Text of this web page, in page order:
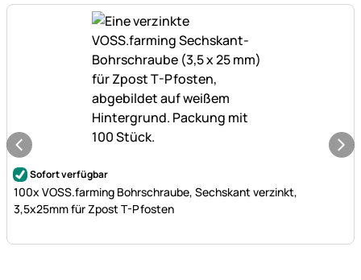
Noch keine Bewertungen abgegeben
Sofort verfügbar
100x VOSS.farming Bohrschraube, Sechskant verzinkt,
3,5x25mm für Zpost T-Pfosten